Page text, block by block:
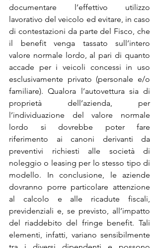
documentare l’effettivo utilizzo
lavorativo del veicolo ed evitare, in caso
di contestazioni da parte del Fisco, che
il benefit venga tassato sull’intero
valore normale lordo, al pari di quanto
accade per i veicoli concessi in uso
esclusivamente privato (personale e/o
familiare). Qualora l’autovettura sia di
proprietà dell’azienda, per
l’individuazione del valore normale
lordo si dovrebbe poter fare
riferimento ai canoni derivanti da
preventivi richiesti alle società di
noleggio o leasing per lo stesso tipo di
modello. In conclusione, le aziende
dovranno porre particolare attenzione
al calcolo e alle ricadute fiscali,
previdenziali e, se previsto, all’impatto
del riaddebito del fringe benefit. Tali
elementi, infatti, variano sensibilmente